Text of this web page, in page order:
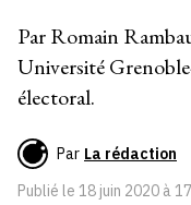
Par Romain
Université
électoral.
Par La rédaction
Publié le 18 juin 2020 à